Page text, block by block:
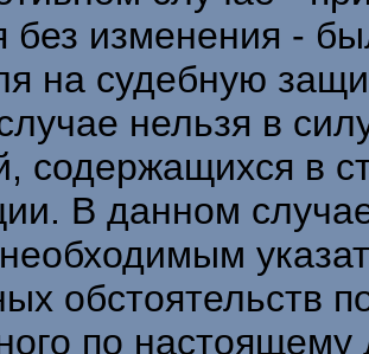
без изменения -
на судебную
нельзя в
содержащихся в
В данном
обстоятельств
по